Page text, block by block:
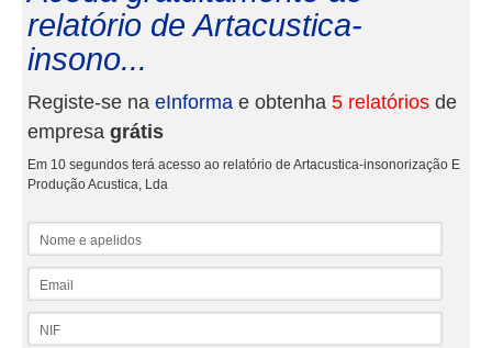
relatório de Artacustica-
insono...
Registe-se na eInforma e obtenha 5 relatórios de
empresa grátis
Em 10 segundos terá acesso ao relatório de Artacustica-insonorização E
Produção Acustica, Lda